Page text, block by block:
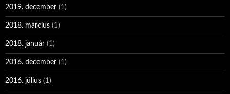
2019. december (1)
2018. március (1)
2018. január (1)
2016. december (1)
2016. július (1)